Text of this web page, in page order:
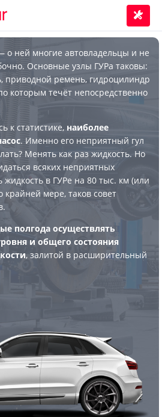
о ней многие автовладельцы и не
Основные узлы ГУРа таковы:
приводной ремень, гидроцилиндр
которым течёт непосредственно
к статистике, наиболее
. Именно его неприятный гул
Менять как раз жидкость. Но
всяких неприятных
в ГУРе на 80 тыс. км (или
крайней мере, таков совет
полгода осуществлять
и общего состояния
, залитой в расширительный